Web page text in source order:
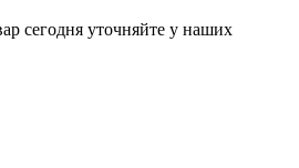
сегодня уточняйте у наших